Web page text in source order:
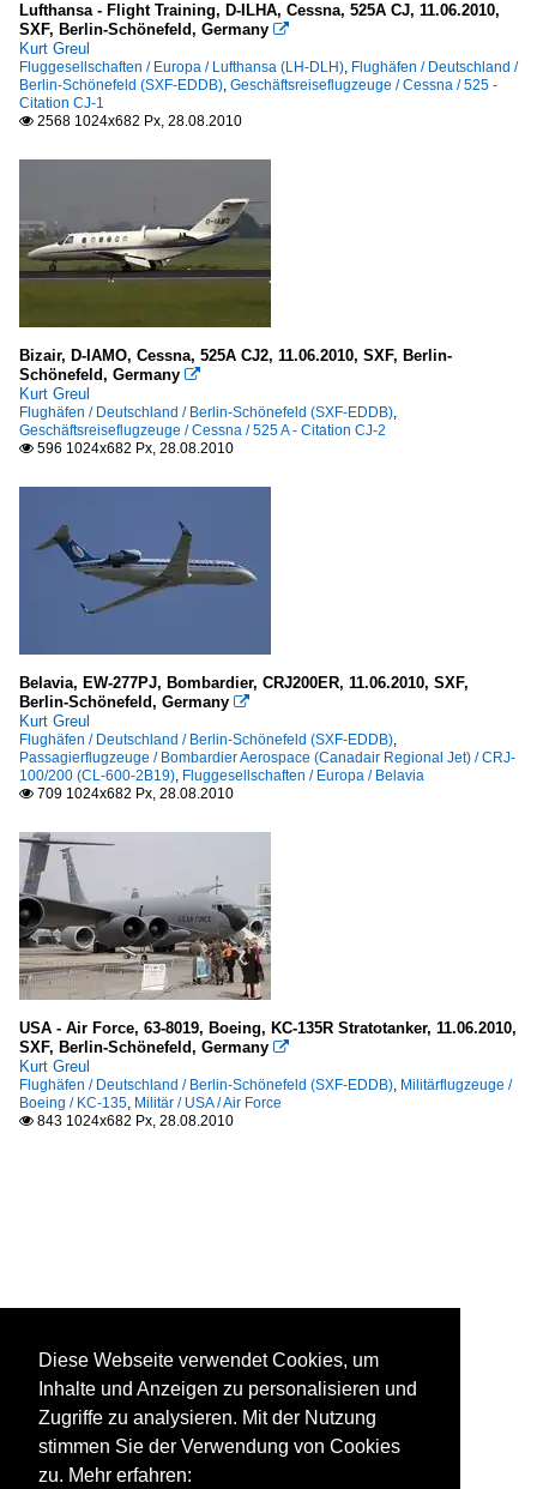
Lufthansa - Flight Training, D-ILHA, Cessna, 525A CJ, 11.06.2010,
SXF, Berlin-Schönefeld, Germany 
Kurt Greul
Fluggesellschaften / Europa / Lufthansa (LH-DLH), Flughäfen / Deutschland /
Berlin-Schönefeld (SXF-EDDB), Geschäftsreiseflugzeuge / Cessna / 525 -
Citation CJ-1
 2568 1024x682 Px, 28.08.2010
Bizair, D-IAMO, Cessna, 525A CJ2, 11.06.2010, SXF, Berlin-
Schönefeld, Germany 
Kurt Greul
Flughäfen / Deutschland / Berlin-Schönefeld (SXF-EDDB),
Geschäftsreiseflugzeuge / Cessna / 525 A - Citation CJ-2
 596 1024x682 Px, 28.08.2010
Belavia, EW-277PJ, Bombardier, CRJ200ER, 11.06.2010, SXF,
Berlin-Schönefeld, Germany 
Kurt Greul
Flughäfen / Deutschland / Berlin-Schönefeld (SXF-EDDB),
Passagierflugzeuge / Bombardier Aerospace (Canadair Regional Jet) / CRJ-
100/200 (CL-600-2B19), Fluggesellschaften / Europa / Belavia
 709 1024x682 Px, 28.08.2010
USA - Air Force, 63-8019, Boeing, KC-135R Stratotanker, 11.06.2010,
SXF, Berlin-Schönefeld, Germany 
Kurt Greul
Flughäfen / Deutschland / Berlin-Schönefeld (SXF-EDDB), Militärflugzeuge /
Boeing / KC-135, Militär / USA / Air Force
 843 1024x682 Px, 28.08.2010
Diese Webseite verwendet Cookies, um
Inhalte und Anzeigen zu personalisieren und
Zugriffe zu analysieren. Mit der Nutzung
stimmen Sie der Verwendung von Cookies
zu. Mehr erfahren: